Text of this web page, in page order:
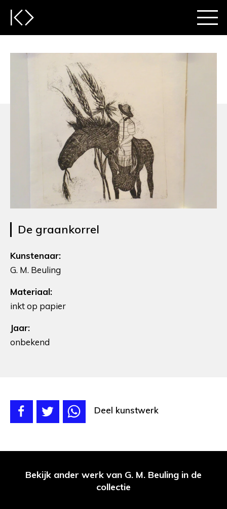
De graankorrel
Kunstenaar:
G. M. Beuling
Materiaal:
inkt op papier
Jaar:
onbekend
Deel kunstwerk
Bekijk ander werk van G. M. Beuling in de
collectie